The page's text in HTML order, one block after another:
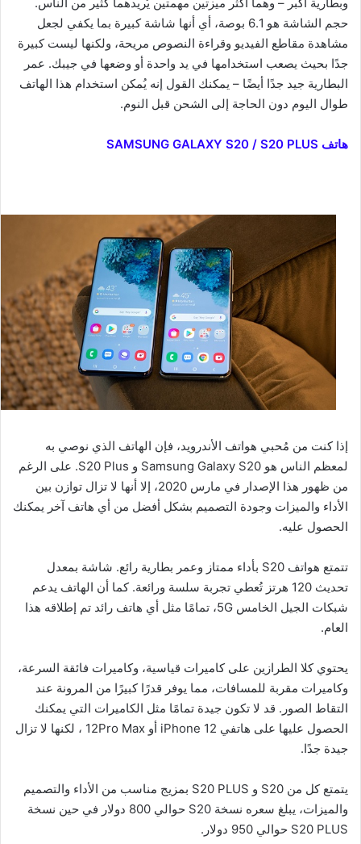
وبطارية أكبر – وهما أكثر ميزتين مهمتين يُريدهما كثير من الناس.
حجم الشاشة هو 6.1 بوصة، أي أنها شاشة كبيرة بما يكفي لجعل
مشاهدة مقاطع الفيديو وقراءة النصوص مريحة، ولكنها ليست كبيرة
جدًا بحيث يصعب استخدامها في يد واحدة أو وضعها في جيبك. عمر
البطارية جيد جدًا أيضًا – يمكنك القول إنه يُمكن استخدام هذا الهاتف
طوال اليوم دون الحاجة إلى الشحن قبل النوم.
هاتف SAMSUNG GALAXY S20 / S20 PLUS
إذا كنت من مُحبي هواتف الأندرويد، فإن الهاتف الذي نوصي به
لمعظم الناس هو Samsung Galaxy S20 و S20 Plus. على الرغم
من ظهور هذا الإصدار في مارس 2020، إلا أنها لا تزال توازن بين
الأداء والميزات وجودة التصميم بشكل أفضل من أي هاتف آخر يمكنك
الحصول عليه.
تتمتع هواتف S20 بأداء ممتاز وعمر بطارية رائع. شاشة بمعدل
تحديث 120 هرتز تُعطي تجربة سلسة ورائعة. كما أن الهاتف يدعم
شبكات الجيل الخامس 5G، تمامًا مثل أي هاتف رائد تم إطلاقه هذا
العام.
يحتوي كلا الطرازين على كاميرات قياسية، وكاميرات فائقة السرعة،
وكاميرات مقربة للمسافات، مما يوفر قدرًا كبيرًا من المرونة عند
التقاط الصور. قد لا تكون جيدة تمامًا مثل الكاميرات التي يمكنك
الحصول عليها على هاتفي iPhone 12 أو 12Pro Max ، لكنها لا تزال
جيدة جدًا.
يتمتع كل من S20 و S20 PLUS بمزيج مناسب من الأداء والتصميم
والميزات، يبلغ سعره نسخة S20 حوالي 800 دولار في حين نسخة
S20 PLUS حوالي 950 دولار.